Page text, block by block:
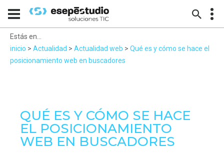
Estás en...
inicio > Actualidad > Actualidad web > Qué es y cómo se hace el
posicionamiento web en buscadores
QUÉ ES Y CÓMO SE HACE
EL POSICIONAMIENTO
WEB EN BUSCADORES